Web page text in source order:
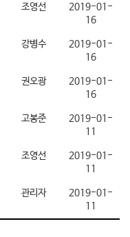
조영선
2019-01-
16
강병수
2019-01-
16
권오광
2019-01-
16
고봉준
2019-01-
11
조영선
2019-01-
11
관리자
2019-01-
11